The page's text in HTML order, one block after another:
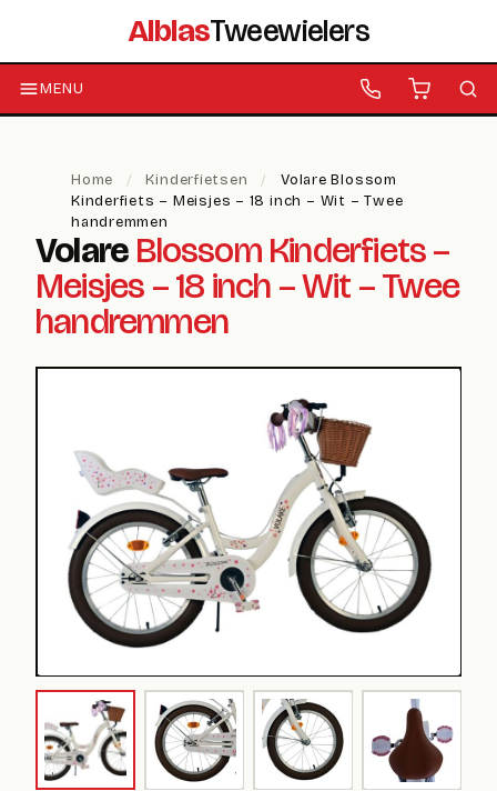
AlblasTweewielers
MENU
Home / Kinderfietsen /
Volare Blossom
Kinderfiets – Meisjes – 18 inch – Wit – Twee
handremmen
Volare Blossom Kinderfiets –
Meisjes – 18 inch – Wit – Twee
handremmen